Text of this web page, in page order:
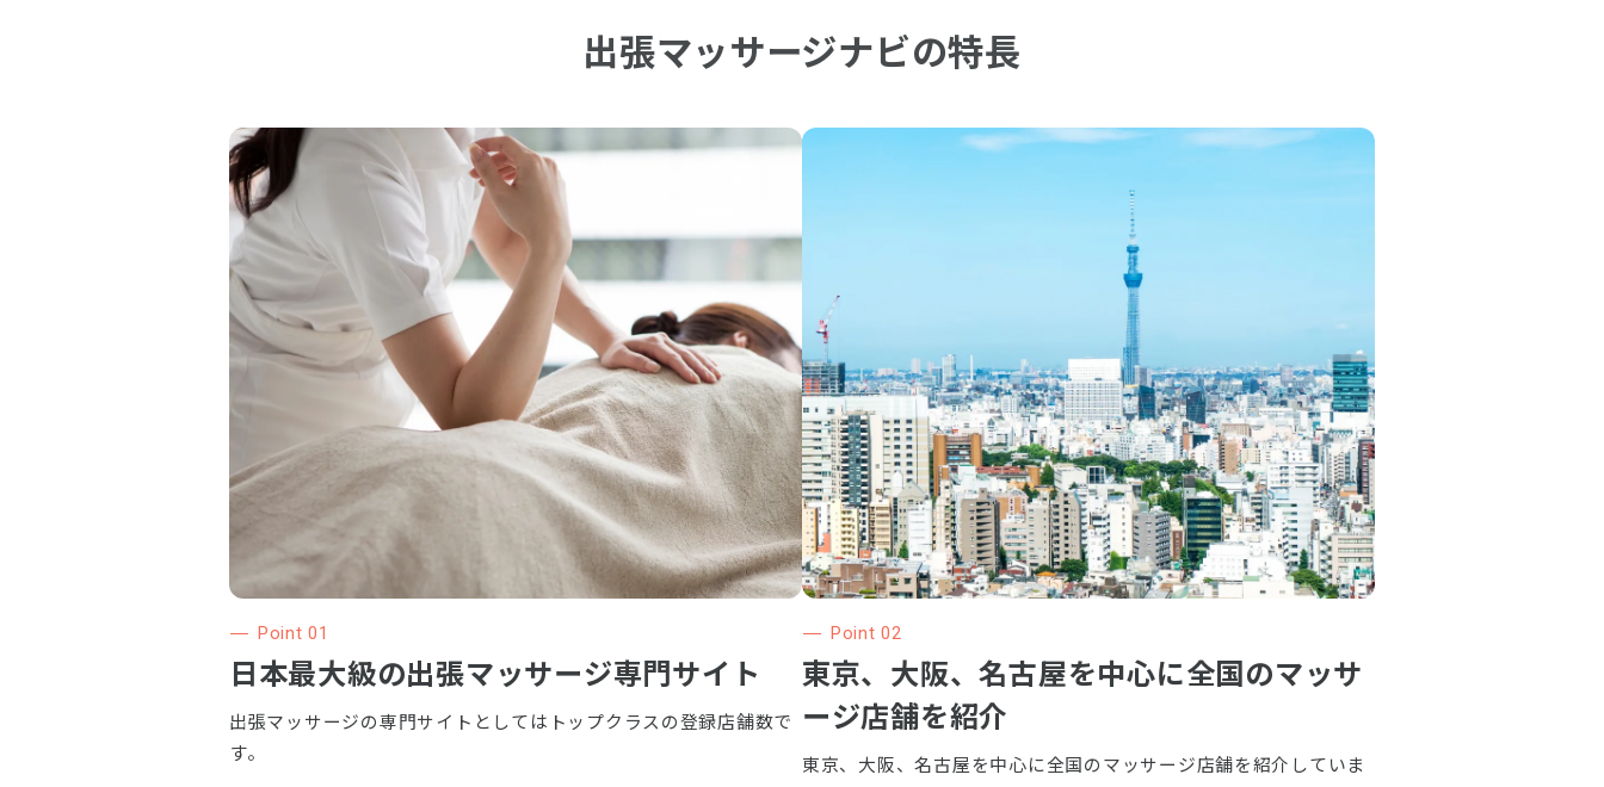
出張マッサージナビの特長
Point 01
日本最大級の出張マッサージ専門サイト
出張マッサージの専門サイトとしてはトップクラスの登録店舗数で
す。
Point 02
東京、大阪、名古屋を中心に全国のマッサ
ージ店舗を紹介
東京、大阪、名古屋を中心に全国のマッサージ店舗を紹介していま